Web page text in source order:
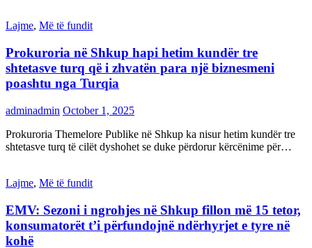
Lajme, Më të fundit
Prokuroria në Shkup hapi hetim kundër tre
shtetasve turq që i zhvatën para një biznesmeni
poashtu nga Turqia
adminadmin October 1, 2025
Prokuroria Themelore Publike në Shkup ka nisur hetim kundër tre
shtetasve turq të cilët dyshohet se duke përdorur kërcënime për…
Lajme, Më të fundit
EMV: Sezoni i ngrohjes në Shkup fillon më 15 tetor,
konsumatorët t’i përfundojnë ndërhyrjet e tyre në
kohë